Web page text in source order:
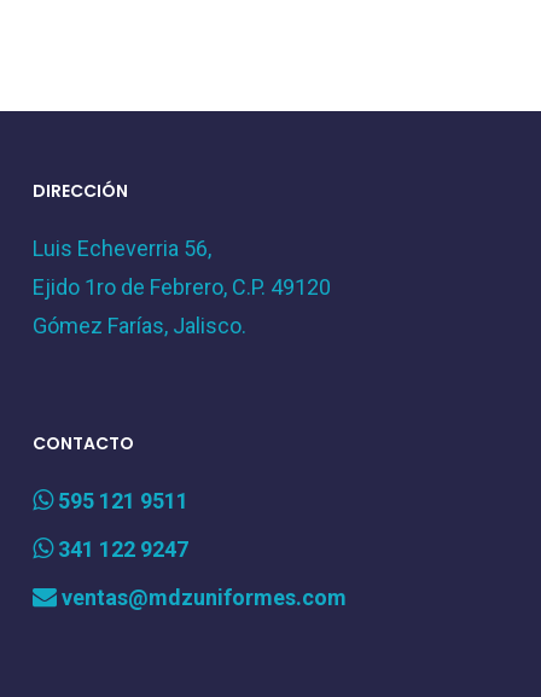
DIRECCIÓN
Luis Echeverria 56,
Ejido 1ro de Febrero, C.P. 49120
Gómez Farías, Jalisco.
CONTACTO
595 121 9511
341 122 9247
ventas@mdzuniformes.com